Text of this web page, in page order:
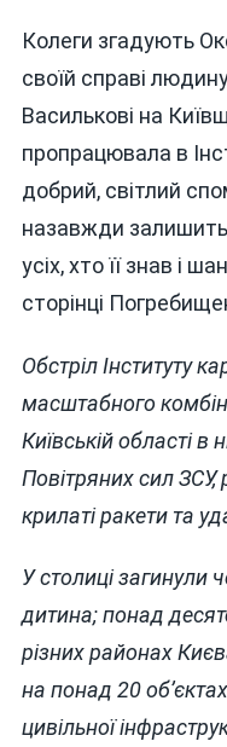
Колеги згадують
своїй справі
Василькові на
пропрацювала в
добрий, світлий
назавжди
усіх, хто її знав і
сторінці
Обстріл Інституту
масштабного
Київській області
Повітряних сил ЗСУ,
крилаті ракети та
У столиці загинули
дитина; понад
різних районах
на понад 20
цивільної